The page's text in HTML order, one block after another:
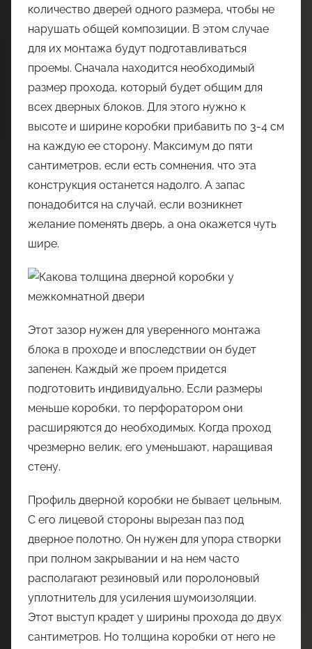
количество дверей одного размера, чтобы не
нарушать общей композиции. В этом случае
для их монтажа будут подготавливаться
проемы. Сначала находится необходимый
размер прохода, который будет общим для
всех дверных блоков. Для этого нужно к
высоте и ширине коробки прибавить по 3-4 см
на каждую ее сторону. Максимум до пяти
сантиметров, если есть сомнения, что эта
конструкция останется надолго. А запас
понадобится на случай, если возникнет
желание поменять дверь, а она окажется чуть
шире.
Этот зазор нужен для уверенного монтажа
блока в проходе и впоследствии он будет
запенен. Каждый же проем придется
подготовить индивидуально. Если размеры
меньше коробки, то перфоратором они
расширяются до необходимых. Когда проход
чрезмерно велик, его уменьшают, наращивая
стену.
Профиль дверной коробки не бывает цельным.
С его лицевой стороны вырезан паз под
дверное полотно. Он нужен для упора створки
при полном закрывании и на нем часто
располагают резиновый или поролоновый
уплотнитель для усиления шумоизоляции.
Этот выступ крадет у ширины прохода до двух
сантиметров. Но толщина коробки от него не